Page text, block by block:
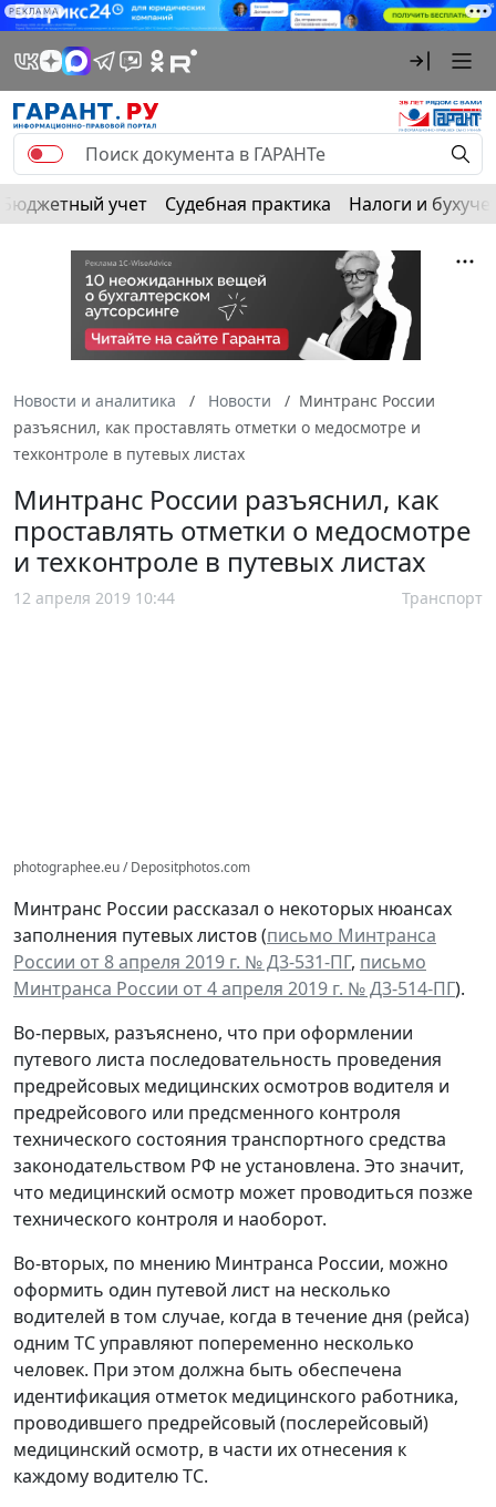
РЕКЛАМА
Бюджетный учет Судебная практика Налоги и
Новости и аналитика Новости
Минтранс России
разъяснил, как проставлять отметки о медосмотре и
техконтроле в путевых листах
Минтранс России разъяснил, как
проставлять отметки о медосмотре
и техконтроле в путевых листах
12 апреля 2019 10:44 Транспорт
photographee.eu / Depositphotos.com
Минтранс России рассказал о некоторых нюансах
заполнения путевых листов (письмо Минтранса
России от 8 апреля 2019 г. № Д3-531-ПГ, письмо
Минтранса России от 4 апреля 2019 г. № Д3-514-ПГ).
Во-первых, разъяснено, что при оформлении
путевого листа последовательность проведения
предрейсовых медицинских осмотров водителя и
предрейсового или предсменного контроля
технического состояния транспортного средства
законодательством РФ не установлена. Это значит,
что медицинский осмотр может проводиться позже
технического контроля и наоборот.
Во-вторых, по мнению Минтранса России, можно
оформить один путевой лист на несколько
водителей в том случае, когда в течение дня (рейса)
одним ТС управляют попеременно несколько
человек. При этом должна быть обеспечена
идентификация отметок медицинского работника,
проводившего предрейсовый (послерейсовый)
медицинский осмотр, в части их отнесения к
каждому водителю ТС.